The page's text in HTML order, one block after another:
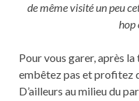
de même visité un peu
hop
Pour vous garer, après
embêtez pas et profitez
D’ailleurs au milieu du